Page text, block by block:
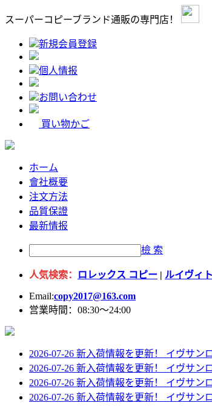
スーパーコピーブランド通販の専門店！
新規会員登録
個人情报
お問い合わせ
買い物かご
ホーム
會社概要
注文方法
品質保證
最新情报
檢 索
人気検索： ロレックス コピー | ルイヴィ
Email:copy2017@163.com
営業時間：08:30～24:00
2026-07-26 新入荷情報を更新！ イヴサン
2026-07-26 新入荷情報を更新！ イヴサン
2026-07-26 新入荷情報を更新！ イヴサン
2026-07-26 新入荷情報を更新！ イヴサン